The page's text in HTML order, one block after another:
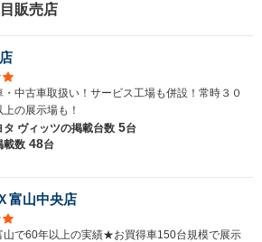
販売店
・中古車取扱い！サービス工場も併設！常時３０
上の展示場も！
タ ヴィッツの掲載台数 5台
載数 48台
富山中央店
で60年以上の実績★お買得車150台規模で展示